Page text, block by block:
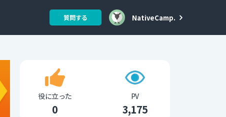
質問する NativeCamp.
役に立った
0
PV
3,175